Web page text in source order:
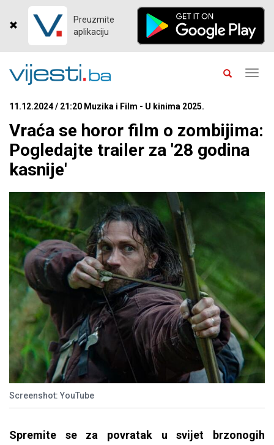
Preuzmite
aplikaciju
11.12.2024 / 21:20 Muzika i Film - U kinima 2025.
Vraća se horor film o zombijima:
Pogledajte trailer za '28 godina
kasnije'
Screenshot: YouTube
Spremite se za povratak u svijet brzonogih